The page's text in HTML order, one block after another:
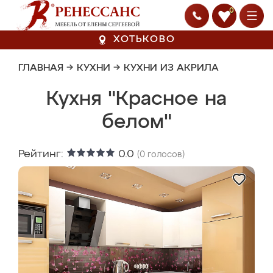
0
ХОТЬКОВО
ГЛАВНАЯ → КУХНИ → КУХНИ ИЗ АКРИЛА
Кухня "Красное на
белом"
Рейтинг: 0.0 (0 голосов)